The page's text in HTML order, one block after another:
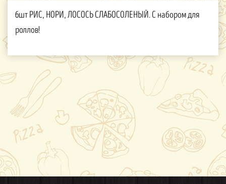
6шт РИС, НОРИ, ЛОСОСЬ СЛАБОСОЛЕНЫЙ. С набором для
роллов!